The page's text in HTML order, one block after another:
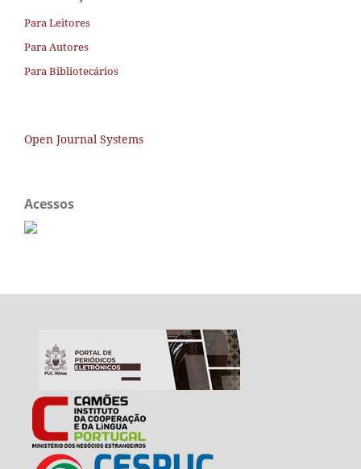
Para Leitores
Para Autores
Para Bibliotecários
Open Journal Systems
Acessos